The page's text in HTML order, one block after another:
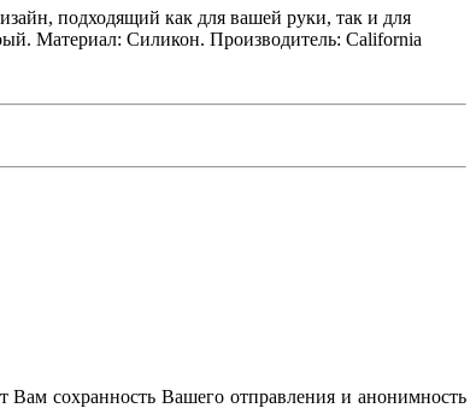
подходящий как для вашей руки, так и для
Материал: Силикон. Производитель: California
сохранность Вашего отправления и анонимность